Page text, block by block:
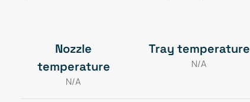
Nozzle
temperature
N/A
Tray temperature
N/A